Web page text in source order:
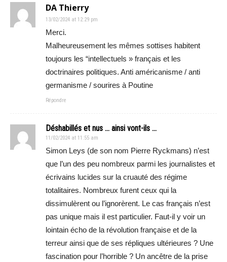
DA Thierry
13/02/2024 at 12:29 pm
Merci.
Malheureusement les mêmes sottises habitent
toujours les “intellectuels » français et les
doctrinaires politiques. Anti américanisme / anti
germanisme / sourires à Poutine
Répondre
Déshabillés et nus ... ainsi vont-ils ...
11/02/2024 at 11:55 am
Simon Leys (de son nom Pierre Ryckmans) n’est
que l’un des peu nombreux parmi les journalistes et
écrivains lucides sur la cruauté des régime
totalitaires. Nombreux furent ceux qui la
dissimulèrent ou l’ignorèrent. Le cas français n’est
pas unique mais il est particulier. Faut-il y voir un
lointain écho de la révolution française et de la
terreur ainsi que de ses répliques ultérieures ? Une
fascination pour l’horrible ? Un ancêtre de la prise